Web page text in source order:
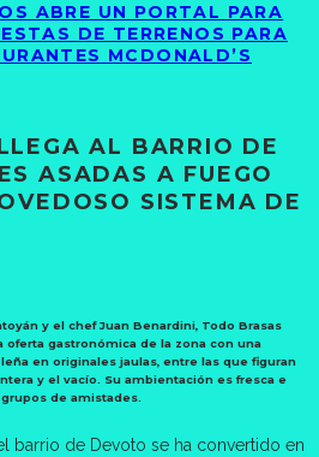
ABRE UN PORTAL PARA
DE TERRENOS PARA
MCDONALD’S
AL BARRIO DE
ASADAS A FUEGO
SISTEMA DE
y el chef Juan Benardini, Todo Brasas
gastronómica de la zona con una
en originales jaulas, entre las que figuran
y el vacío. Su ambientación es fresca e
de amistades.
barrio de Devoto se ha convertido en